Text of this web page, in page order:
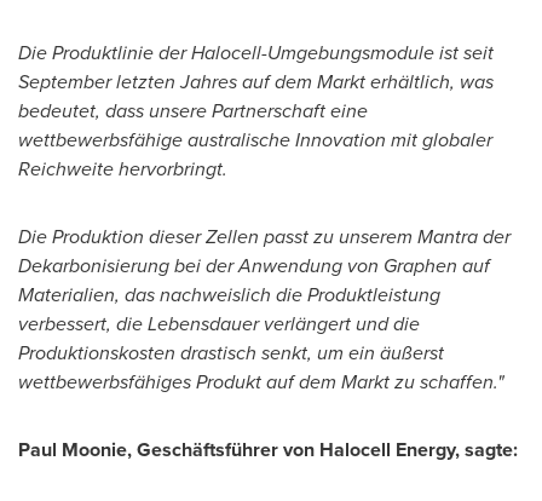
Die Produktlinie der Halocell-Umgebungsmodule ist seit
September letzten Jahres auf dem Markt erhältlich, was
bedeutet, dass unsere Partnerschaft eine
wettbewerbsfähige australische Innovation mit globaler
Reichweite hervorbringt.
Die Produktion dieser Zellen passt zu unserem Mantra der
Dekarbonisierung bei der Anwendung von Graphen auf
Materialien, das nachweislich die Produktleistung
verbessert, die Lebensdauer verlängert und die
Produktionskosten drastisch senkt, um ein äußerst
wettbewerbsfähiges Produkt auf dem Markt zu schaffen."
Paul Moonie, Geschäftsführer von Halocell Energy, sagte: